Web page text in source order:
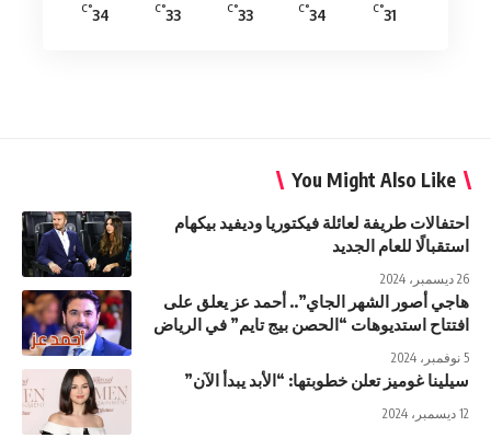
31
°C
34
°C
33
°C
33
°C
34
°C
You Might Also Like
احتفالات طريفة لعائلة فيكتوريا وديفيد بيكهام
استقبالًا للعام الجديد
26 ديسمبر، 2024
هاجي أصور الشهر الجاي”.. أحمد عز يعلق على
افتتاح استديوهات “الحصن بيج تايم” في الرياض
5 نوفمبر، 2024
سيلينا غوميز تعلن خطوبتها: “الأبد يبدأ الآن”
12 ديسمبر، 2024